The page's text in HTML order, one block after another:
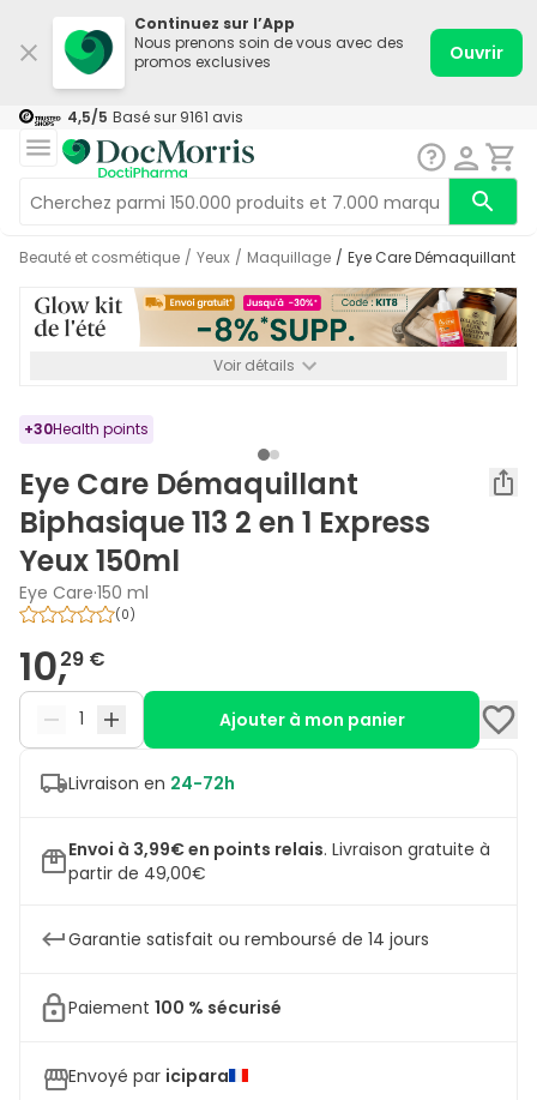
Continuez sur l’App
Nous prenons soin de vous avec des
promos exclusives
Ouvrir
4,5/5 Basé sur 9161 avis
Beauté et cosmétique / Yeux / Maquillage / Eye Care Démaquillant
Voir détails
+30Health points
Eye Care Démaquillant
Biphasique 113 2 en 1 Express
Yeux 150ml
Eye Care·150 ml
(0)
10,29 €
Ajouter à mon panier
Livraison en 24-72h
Envoi à 3,99€ en points relais. Livraison gratuite à
partir de 49,00€
Garantie satisfait ou remboursé de 14 jours
Paiement 100 % sécurisé
Envoyé par icipara